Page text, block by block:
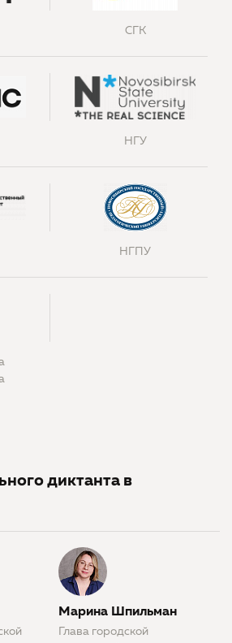
СГК
НГУ
НГПУ
диктанта в
Марина Шпильман
Глава городской